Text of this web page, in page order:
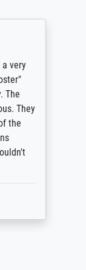
very
The
They
the